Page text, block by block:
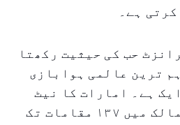
ہے۔
حب کی حیثیت رکھتا
ترین عالمی ہوابازی
ہے۔ امارات کا نیٹ
ورک فی الحال ۷۲ ممالک میں ۱۳۷ مقامات تک